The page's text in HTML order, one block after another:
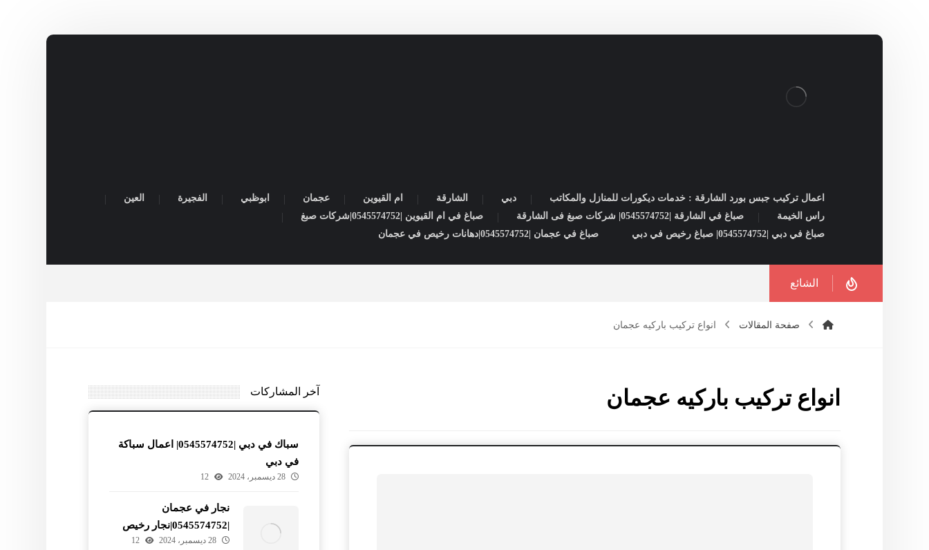
اعمال تركيب جبس بورد الشارقة : خدمات ديكورات للمنازل والمكاتب دبي الشارقة ام القيوين عجمان ابوظبي الفجيرة
العين
راس الخيمة
صباغ في الشارقة |0545574752| شركات صبغ فى الشارقة
صباغ في ام القيوين |0545574752|شركات صبغ
صباغ في دبي |0545574752| صباغ رخيص في دبي
صباغ في عجمان |0545574752|دهانات رخيص في عجمان
الشائع
صفحة المقالات انواع تركيب باركيه عجمان
انواع تركيب باركيه عجمان آخر المشاركات
سباك في دبي |0545574752| اعمال سباكة
في دبي
28 ديسمبر، 2024 12
نجار في عجمان
|0545574752|نجار رخيص
في عجمان
28 ديسمبر، 2024 12